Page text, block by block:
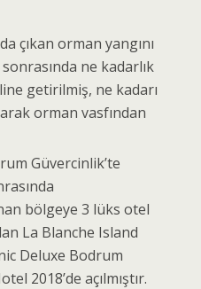
çıkan orman yangını
ne kadarlık
getirilmiş, ne kadarı
orman vasfından
Güvercinlik’te
bölgeye 3 lüks otel
La Blanche Island
Deluxe Bodrum
2018’de açılmıştır.